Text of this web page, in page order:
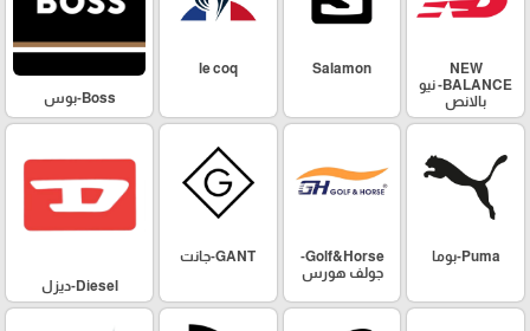
NEW
BALANCE- نيو
بالانص
Salamon
le coq
Boss-بوس
Puma-بوما
Golf&Horse-
جولف هورس
GANT-جانت
Diesel-ديزل